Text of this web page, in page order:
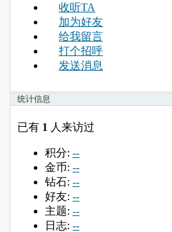
收听TA
加为好友
给我留言
打个招呼
发送消息
统计信息
已有 1 人来访过
积分: --
金币: --
钻石: --
好友: --
主题: --
日志: --